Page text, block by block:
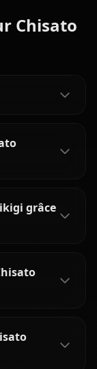
Chisato
grâce